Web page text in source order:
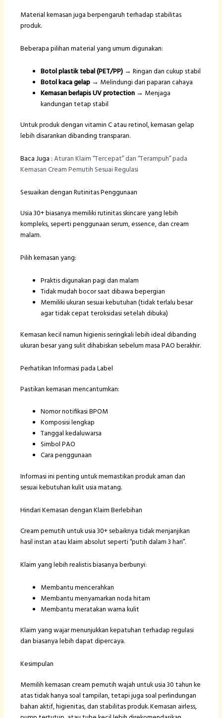
Material kemasan juga berpengaruh terhadap stabilitas
produk.
Beberapa pilihan material yang umum digunakan:
Botol plastik tebal (PET/PP) → Ringan dan cukup stabil
Botol kaca gelap → Melindungi dari paparan cahaya
Kemasan berlapis UV protection → Menjaga
kandungan tetap stabil
Untuk produk dengan vitamin C atau retinol, kemasan gelap
lebih disarankan dibanding transparan.
Baca Juga :Aturan Klaim “Tercepat” dan “Terampuh” pada
Kemasan Cream Pemutih Sesuai Regulasi
Sesuaikan dengan Rutinitas Penggunaan
Usia 30+ biasanya memiliki rutinitas skincare yang lebih
kompleks, seperti penggunaan serum, essence, dan cream
malam.
Pilih kemasan yang:
Praktis digunakan pagi dan malam
Tidak mudah bocor saat dibawa bepergian
Memiliki ukuran sesuai kebutuhan (tidak terlalu besar
agar tidak cepat teroksidasi setelah dibuka)
Kemasan kecil namun higienis seringkali lebih ideal dibanding
ukuran besar yang sulit dihabiskan sebelum masa PAO berakhir.
Perhatikan Informasi pada Label
Pastikan kemasan mencantumkan:
Nomor notifikasi BPOM
Komposisi lengkap
Tanggal kedaluwarsa
Simbol PAO
Cara penggunaan
Informasi ini penting untuk memastikan produk aman dan
sesuai kebutuhan kulit usia matang.
Hindari Kemasan dengan Klaim Berlebihan
Cream pemutih untuk usia 30+ sebaiknya tidak menjanjikan
hasil instan atau klaim absolut seperti “putih dalam 3 hari”.
Klaim yang lebih realistis biasanya berbunyi:
Membantu mencerahkan
Membantu menyamarkan noda hitam
Membantu meratakan warna kulit
Klaim yang wajar menunjukkan kepatuhan terhadap regulasi
dan biasanya lebih dapat dipercaya.
Kesimpulan
Memilih kemasan cream pemutih wajah untuk usia 30 tahun ke
atas tidak hanya soal tampilan, tetapi juga soal perlindungan
bahan aktif, higienitas, dan stabilitas produk. Kemasan airless,